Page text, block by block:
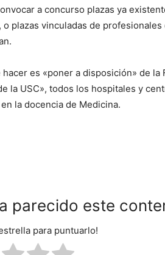
a concurso plazas ya
plazas vinculadas de profesionales
es «poner a disposición» de la
la USC», todos los hospitales y
la docencia de Medicina.
parecido este
para puntuarlo!